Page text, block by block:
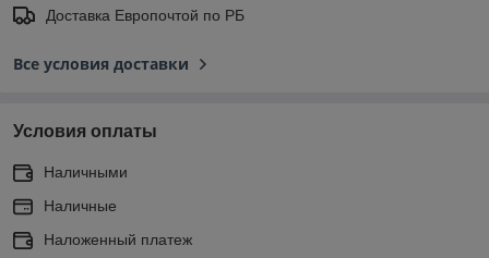
Доставка Европочтой по РБ
Все условия доставки
Условия оплаты
Наличными
Наличные
Наложенный платеж